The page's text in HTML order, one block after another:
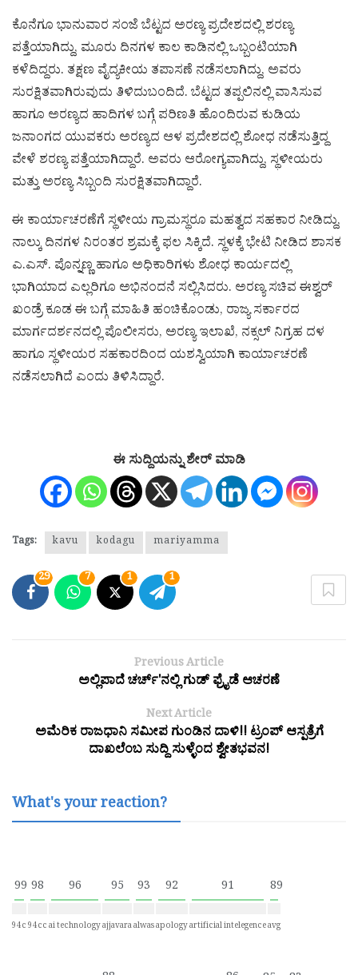
ಕೊನೆಗೂ ಭಾನುವಾರ ಸಂಜೆ ಬೆಟ್ಟದ ಅರಣ್ಯ ಪ್ರದೇಶದಲ್ಲಿ ಶರಣ್ಯ
ಪತ್ತೆಯಾಗಿದ್ದು, ಮೂರು ದಿನಗಳ ಕಾಲ ಕಾಡಿನಲ್ಲಿ ಒಬ್ಬಂಟಿಯಾಗಿ
ಕಳೆದಿದ್ದರು. ತಕ್ಷಣ ವೈದ್ಯಕೀಯ ತಪಾಸಣೆ ನಡೆಸಲಾಗಿದ್ದು, ಅವರು
ಸುರಕ್ಷಿತವಾಗಿರುವುದು ತಿಳಿದುಬಂದಿದೆ. ಬೆಟ್ಟದ ತಪ್ಪಲಿನಲ್ಲಿ ವಾಸಿಸುವ
ಹಾಗೂ ಅರಣ್ಯದ ಹಾದಿಗಳ ಬಗ್ಗೆ ಪರಿಣತಿ ಹೊಂದಿರುವ ಕುಡಿಯ
ಜನಾಂಗದ ಯುವಕರು ಅರಣ್ಯದ ಆಳ ಪ್ರದೇಶದಲ್ಲಿ ಶೋಧ ನಡೆಸುತ್ತಿದ್ದ
ವೇಳೆ ಶರಣ್ಯ ಪತ್ತೆಯಾಗಿದ್ದಾರೆ. ಅವರು ಆರೋಗ್ಯವಾಗಿದ್ದು, ಸ್ಥಳೀಯರು
ಮತ್ತು ಅರಣ್ಯ ಸಿಬ್ಬಂದಿ ಸುರಕ್ಷಿತವಾಗಿದ್ದಾರೆ.
ಈ ಕಾರ್ಯಾಚರಣೆಗೆ ಸ್ಥಳೀಯ ಗ್ರಾಮಸ್ಥರೂ ಮಹತ್ವದ ಸಹಕಾರ ನೀಡಿದ್ದು,
ನಾಲ್ಕು ದಿನಗಳ ನಿರಂತರ ಶ್ರಮಕ್ಕೆ ಫಲ ಸಿಕ್ಕಿದೆ. ಸ್ಥಳಕ್ಕೆ ಭೇಟಿ ನೀಡಿದ ಶಾಸಕ
ಎ.ಎಸ್. ಪೊನ್ನಣ್ಣ ಹಾಗೂ ಅಧಿಕಾರಿಗಳು ಶೋಧ ಕಾರ್ಯದಲ್ಲಿ
ಭಾಗಿಯಾದ ಎಲ್ಲರಿಗೂ ಅಭಿನಂದನೆ ಸಲ್ಲಿಸಿದರು. ಅರಣ್ಯ ಸಚಿವ ಈಶ್ವರ್
ಖಂಡ್ರೆ ಕೂಡ ಈ ಬಗ್ಗೆ ಮಾಹಿತಿ ಹಂಚಿಕೊಂಡು, ರಾಜ್ಯ ಸರ್ಕಾರದ
ಮಾರ್ಗದರ್ಶನದಲ್ಲಿ ಪೊಲೀಸರು, ಅರಣ್ಯ ಇಲಾಖೆ, ನಕ್ಸಲ್ ನಿಗ್ರಹ ದಳ
ಹಾಗೂ ಸ್ಥಳೀಯರ ಸಹಕಾರದಿಂದ ಯಶಸ್ವಿಯಾಗಿ ಕಾರ್ಯಾಚರಣೆ
ನಡೆಸಲಾಗಿದೆ ಎಂದು ತಿಳಿಸಿದ್ದಾರೆ.
ಈ ಸುದ್ದಿಯನ್ನು ಶೇರ್ ಮಾಡಿ
Tags: kavu kodagu mariyamma
29 7 1 1
Previous Article
ಅಲ್ಲಿಪಾದೆ ಚರ್ಚ್'ನಲ್ಲಿ ಗುಡ್ ಫ್ರೈಡೆ ಆಚರಣೆ
Next Article
ಅಮೆರಿಕ ರಾಜಧಾನಿ ಸಮೀಪ ಗುಂಡಿನ ದಾಳಿ!! ಟ್ರಂಪ್ ಆಸ್ಪತ್ರೆಗೆ
ದಾಖಲೆಂಬ ಸುದ್ದಿ ಸುಳ್ಳೆಂದ ಶ್ವೇತಭವನ!
What's your reaction?
99
94c
98
94cc
96
ai technology
95
ajjavara
93
alwas
92
apology
91
artificial intelegence
89
avg